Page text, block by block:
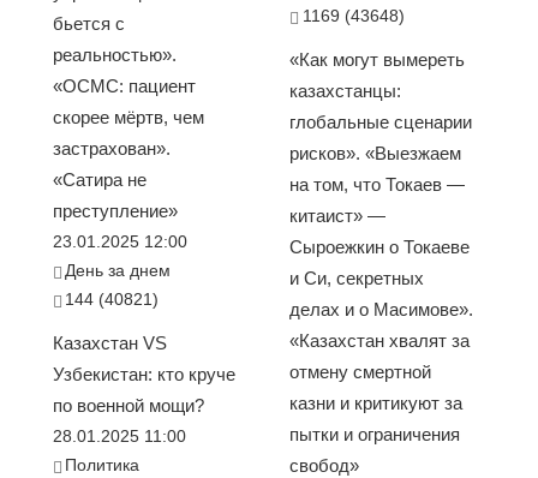
бьется с
реальностью».
«ОСМС: пациент
скорее мёртв, чем
застрахован».
«Сатира не
преступление»
23.01.2025 12:00
День за днем
144 (40821)
Казахстан VS
Узбекистан: кто круче
по военной мощи?
28.01.2025 11:00
Политика
1169 (43648)
«Как могут вымереть
казахстанцы:
глобальные сценарии
рисков». «Выезжаем
на том, что Токаев —
китаист» —
Сыроежкин о Токаеве
и Си, секретных
делах и о Масимове».
«Казахстан хвалят за
отмену смертной
казни и критикуют за
пытки и ограничения
свобод»